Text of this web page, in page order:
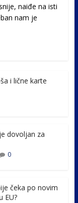
naiđe na isti
nam je
i lične karte
dovoljan za
0
čeka po novim
EU?